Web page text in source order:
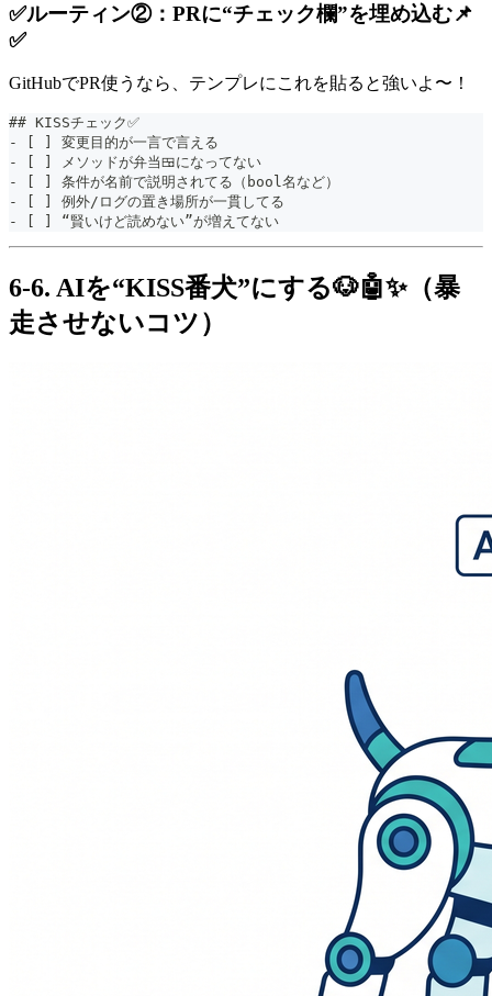
✅ルーティン②：PRに“チェック欄”を埋め込む📌
✅
GitHubでPR使うなら、テンプレにこれを貼ると強いよ〜！
## KISSチェック✅
- [ ] 変更目的が一言で言える
- [ ] メソッドが弁当🍱になってない
- [ ] 条件が名前で説明されてる（bool名など）
- [ ] 例外/ログの置き場所が一貫してる
- [ ] “賢いけど読めない”が増えてない
6-6. AIを“KISS番犬”にする🐶🤖✨（暴
走させないコツ）